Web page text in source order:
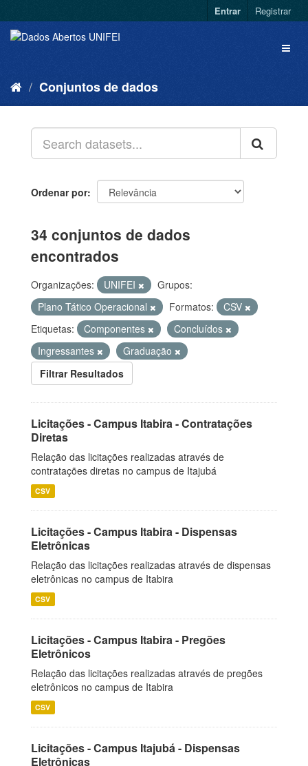
Entrar Registrar
Conjuntos de dados
Ordenar por
34 conjuntos de dados
encontrados
Organizações: UNIFEI
Grupos:
Plano Tático Operacional
Formatos:
CSV
Etiquetas:
Componentes
Concluídos
Ingressantes
Graduação
Filtrar Resultados
Licitações - Campus Itabira - Contratações
Diretas
Relação das licitações realizadas através de
contratações diretas no campus de Itajubá
CSV
Licitações - Campus Itabira - Dispensas
Eletrônicas
Relação das licitações realizadas através de dispensas
eletrônicas no campus de Itabira
CSV
Licitações - Campus Itabira - Pregões
Eletrônicos
Relação das licitações realizadas através de pregões
eletrônicos no campus de Itabira
CSV
Licitações - Campus Itajubá - Dispensas
Eletrônicas